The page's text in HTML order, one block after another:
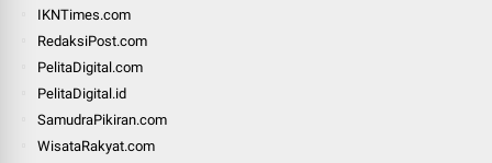
IKNTimes.com
RedaksiPost.com
PelitaDigital.com
PelitaDigital.id
SamudraPikiran.com
WisataRakyat.com